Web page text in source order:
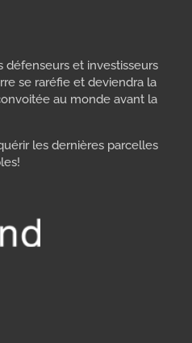
et investisseurs
se raréfie et deviendra la
au monde avant la
les dernières parcelles